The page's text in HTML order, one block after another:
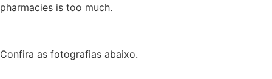
pharmacies is too much.
Confira as fotografias abaixo.